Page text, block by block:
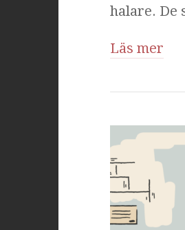
halare. De
Läs mer